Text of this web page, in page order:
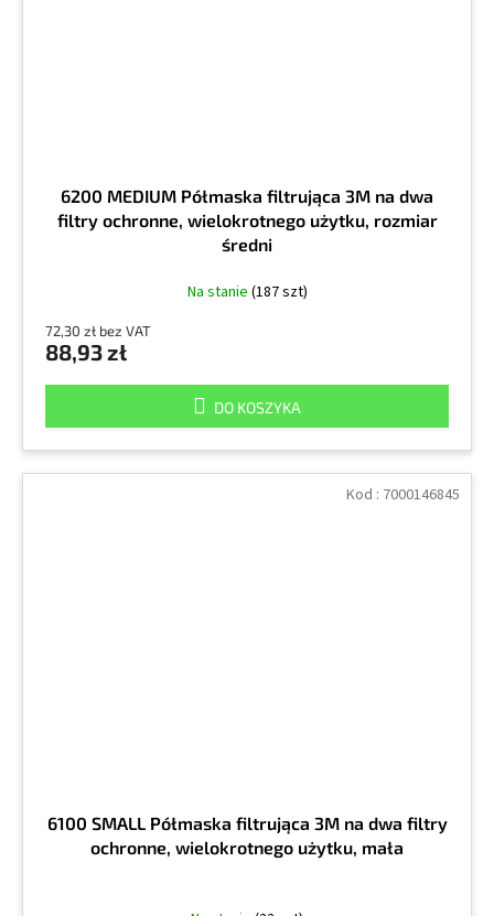
6200 MEDIUM Półmaska filtrująca 3M na dwa
filtry ochronne, wielokrotnego użytku, rozmiar
średni
Na stanie (187 szt)
72,30 zł bez VAT
88,93 zł
DO KOSZYKA
6100 SMALL Półmaska filtrująca 3M na dwa filtry
ochronne, wielokrotnego użytku, mała
Kod : 7000146845